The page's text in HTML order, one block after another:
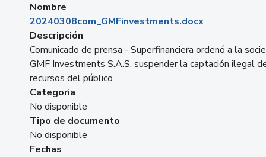
Nombre
20240308com_GMFinvestments.docx
Descripción
Comunicado de prensa - Superfinanciera ordenó a la
GMF Investments S.A.S. suspender la captación ilegal
recursos del público
Categoria
No disponible
Tipo de documento
No disponible
Fechas